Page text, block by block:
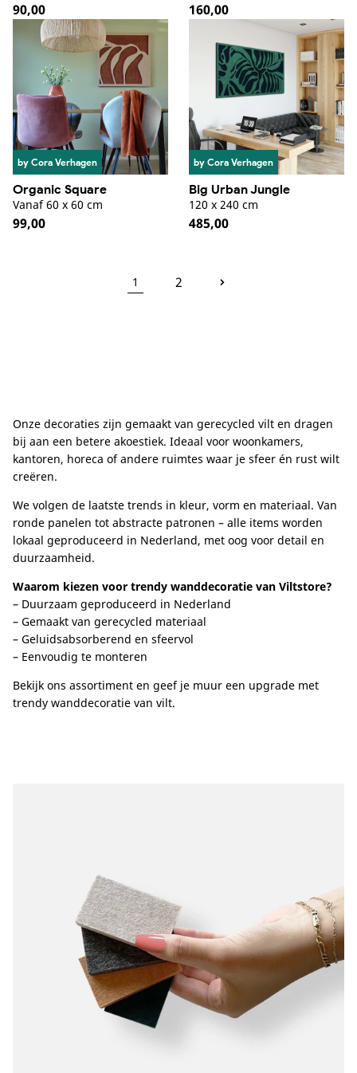
Normale
prijs
90,00
Normale
160,00
by Cora Verhagen
Organic Square
Vanaf 60 x 60 cm
Normale
99,00
by Cora Verhagen
Big Urban Jungle
120 x 240 cm
Normale
485,00
1 2
Onze decoraties zijn gemaakt van gerecycled vilt en dragen
bij aan een betere akoestiek. Ideaal voor woonkamers,
kantoren, horeca of andere ruimtes waar je sfeer én rust wilt
creëren.
We volgen de laatste trends in kleur, vorm en materiaal. Van
ronde panelen tot abstracte patronen – alle items worden
lokaal geproduceerd in Nederland, met oog voor detail en
duurzaamheid.
Waarom kiezen voor trendy wanddecoratie van Viltstore?
– Duurzaam geproduceerd in Nederland
– Gemaakt van gerecycled materiaal
– Geluidsabsorberend en sfeervol
– Eenvoudig te monteren
Bekijk ons assortiment en geef je muur een upgrade met
trendy wanddecoratie van vilt.